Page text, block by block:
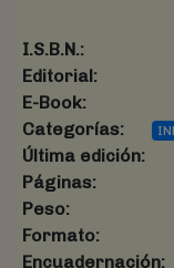
I.S.B.N.:
Editorial:
E-Book:
Categorías:
Última edición:
Páginas:
Peso:
Formato:
Encuadernación: